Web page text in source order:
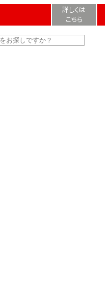
詳しくは
こちら